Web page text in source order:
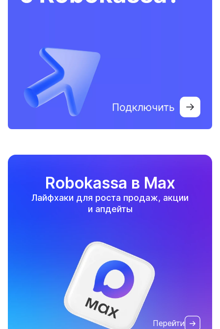
Robokassa в Max
Лайфхаки для роста продаж, акции
и апдейты
Перейти